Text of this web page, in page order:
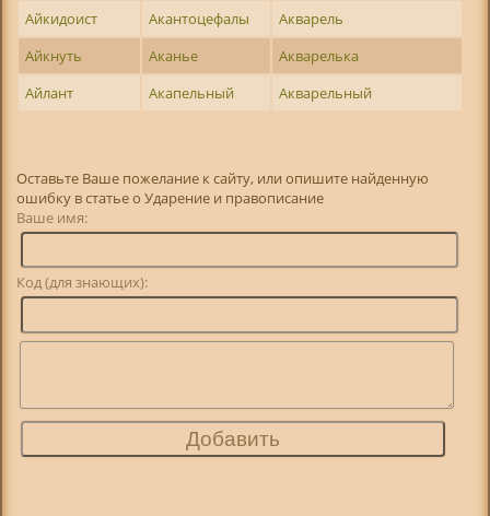
Айкидоист
Акантоцефалы
Акварель
Айкнуть
Аканье
Акварелька
Айлант
Акапельный Акварельный
Оставьте Ваше пожелание к сайту, или опишите найденную
ошибку в статье о Ударение и правописание
Ваше имя:
Код (для знающих):